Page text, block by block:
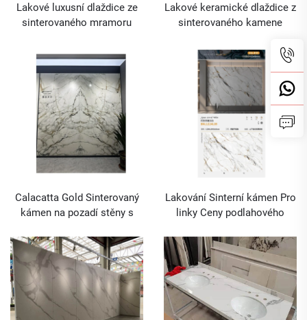
Lakové luxusní dlaždice ze
sinterovaného mramoru
3200x1600x12mm
Lakové keramické dlaždice z
sinterovaného kamene
Velkoobchod
Calacatta Gold Sinterovaný
kámen na pozadí stěny s
Lakování Sinterní kámen Pro
linky Ceny podlahového
sinterní kámen MOQ 1 kus